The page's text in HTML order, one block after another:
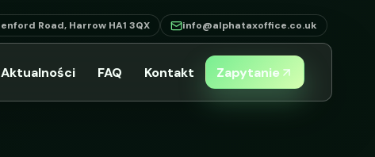
Road, Harrow HA1 3QX info@alphataxoffice.co.uk
Aktualności FAQ Kontakt Zapytanie